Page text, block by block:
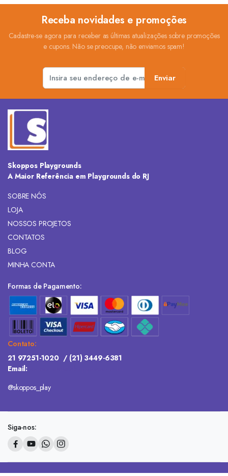
Receba novidades e promoções
Cadastre-se agora para receber as últimas atualizações sobre promoções
e cupons. Não se preocupe, não enviamos spam!
Enviar
Skoppos Playgrounds
A Maior Referência em Playgrounds do RJ
SOBRE NÓS
LOJA
NOSSOS PROJETOS
CONTATOS
BLOG
MINHA CONTA
Formas de Pagamento:
Contato:
21 97251-1020 / (21) 3449-6381
Email:
@skoppos_play
Siga-nos: